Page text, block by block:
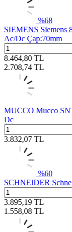
%68
SIEMENS Siemens
Ac/Dc Çap:70mm
8.464,80 TL
2.708,74 TL
MUCCO Mucco
Dc
3.832,07 TL
%60
SCHNEIDER
3.895,19 TL
1.558,08 TL